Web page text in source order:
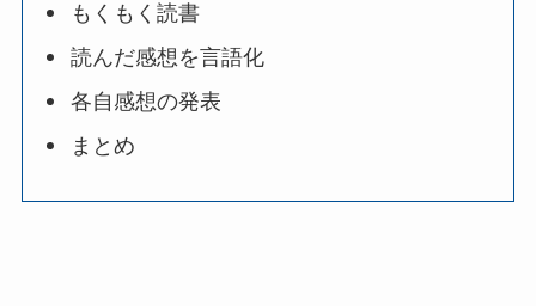
もくもく読書
読んだ感想を言語化
各自感想の発表
まとめ